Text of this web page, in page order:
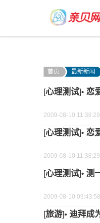
首页 最新新闻
[心理测试]• 恋
2009-08-10 11:38:29
[心理测试]• 恋
2009-08-10 11:38:29
[心理测试]• 测
2009-08-10 09:43:58
[旅游]• 迪拜成